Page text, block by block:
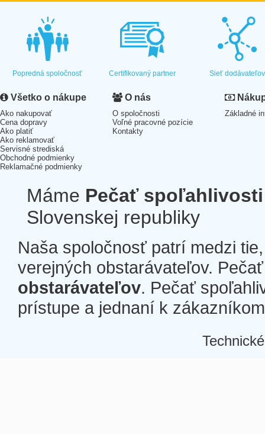
Popredná spoločnosť Certifikovaný partner Sieť dodávateľov
Všetko o nákupe
Ako nakupovať
Cena dopravy
Ako platiť
Ako reklamovať
Servisné strediská
Obchodné podmienky
Reklamačné podmienky
O nás
O spoločnosti
Voľné pracovné pozície
Kontakty
Základné
Máme Pečať spoľahlivosti
Slovenskej republiky
Naša spoločnosť patrí medzi
verejných obstarávateľov.
obstarávateľov. Pečať
prístupe a jednaní k